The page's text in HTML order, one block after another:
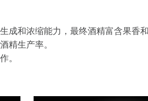
成和浓缩能力，最终酒精富含果香和
精生产率。
。